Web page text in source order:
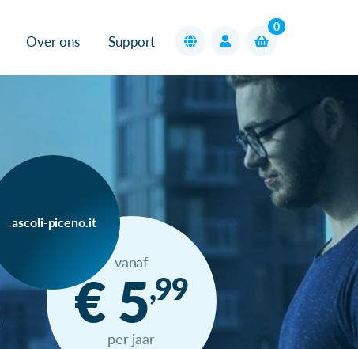
Over ons Support
0
ascoli-piceno.it
vanaf
€ 5,99
per jaar